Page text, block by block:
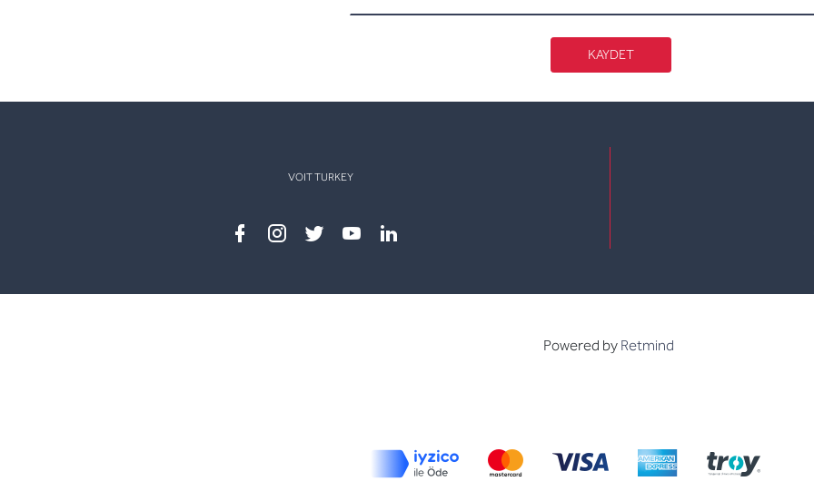
KAYDET
VOIT TURKEY
Powered by Retmind